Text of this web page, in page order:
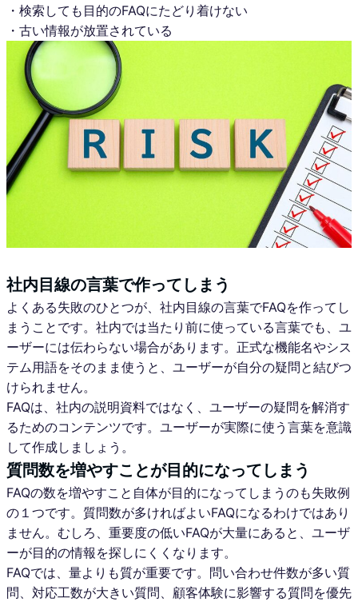
・検索しても目的のFAQにたどり着けない
・古い情報が放置されている
社内目線の言葉で作ってしまう
よくある失敗のひとつが、社内目線の言葉でFAQを作ってし
まうことです。社内では当たり前に使っている言葉でも、ユ
ーザーには伝わらない場合があります。正式な機能名やシス
テム用語をそのまま使うと、ユーザーが自分の疑問と結びつ
けられません。
FAQは、社内の説明資料ではなく、ユーザーの疑問を解消す
るためのコンテンツです。ユーザーが実際に使う言葉を意識
して作成しましょう。
質問数を増やすことが目的になってしまう
FAQの数を増やすこと自体が目的になってしまうのも失敗例
の１つです。質問数が多ければよいFAQになるわけではあり
ません。むしろ、重要度の低いFAQが大量にあると、ユーザ
ーが目的の情報を探しにくくなります。
FAQでは、量よりも質が重要です。問い合わせ件数が多い質
問、対応工数が大きい質問、顧客体験に影響する質問を優先